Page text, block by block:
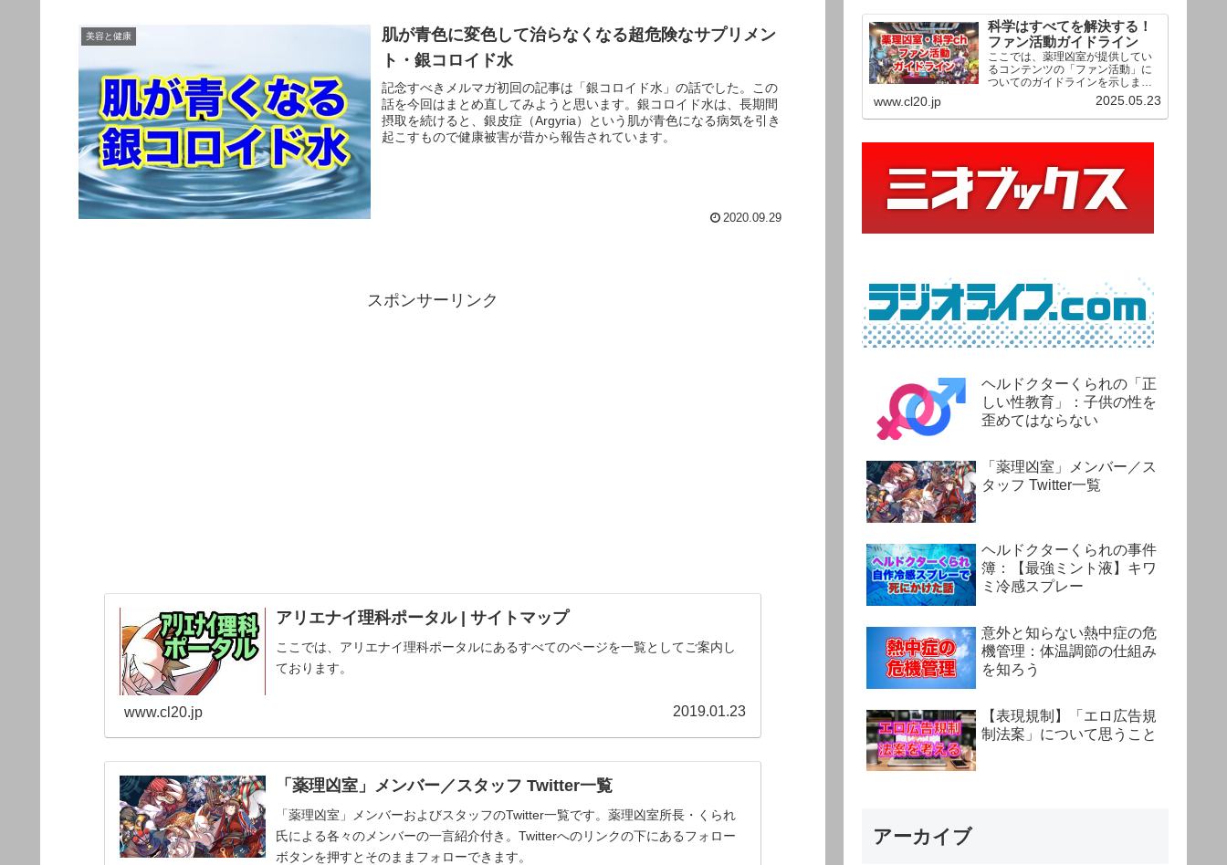
美容と健康
肌が青色に変色して治らなくなる超危険なサプリメン
ト・銀コロイド水
記念すべきメルマガ初回の記事は「銀コロイド水」の話でした。この
話を今回はまとめ直してみようと思います。銀コロイド水は、長期間
摂取を続けると、銀皮症（Argyria）という肌が青色になる病気を引き
起こすもので健康被害が昔から報告されています。
2020.09.29
スポンサーリンク
アリエナイ理科ポータル | サイトマップ
ここでは、アリエナイ理科ポータルにあるすべてのページを一覧としてご案内し
ております。
www.cl20.jp 2019.01.23
「薬理凶室」メンバー／スタッフ Twitter一覧
「薬理凶室」メンバーおよびスタッフのTwitter一覧です。薬理凶室所長・くられ
氏による各々のメンバーの一言紹介付き。Twitterへのリンクの下にあるフォロー
ボタンを押すとそのままフォローできます。
科学はすべてを解決する！
ファン活動ガイドライン
ここでは、薬理凶室が提供してい
るコンテンツの「ファン活動」に
ついてのガイドラインを示しま
す。ご利用の場合は当ガイドライ
ンを遵守して頂けますよう、よろ
しくお願い申し上げます。
www.cl20.jp 2025.05.23
ヘルドクターくられの「正
しい性教育」：子供の性を
歪めてはならない
「薬理凶室」メンバー／ス
タッフ Twitter一覧
ヘルドクターくられの事件
簿：【最強ミント液】キワ
ミ冷感スプレー
意外と知らない熱中症の危
機管理：体温調節の仕組み
を知ろう
【表現規制】「エロ広告規
制法案」について思うこと
アーカイブ